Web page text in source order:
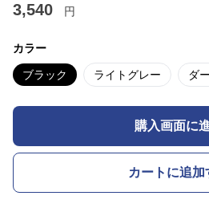
3,540 円
カラー
ブラック ライトグレー ダ
購入画面に
カートに追加